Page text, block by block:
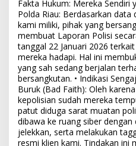
Fakta Hukum: Mereka Sendiri
Polda Riau: Berdasarkan
kami miliki, pihak yang
membuat Laporan Polisi
tanggal 22 Januari 2026
mereka hadapi. Hal ini
yang sah sedang berjalan
bersangkutan. • Indikasi
Buruk (Bad Faith): Oleh
kepolisian sudah mereka
patut diduga sarat muatan
dibawa ke ruang siber
jelekkan, serta melakukan
resmi klien kami. Tindakan ini